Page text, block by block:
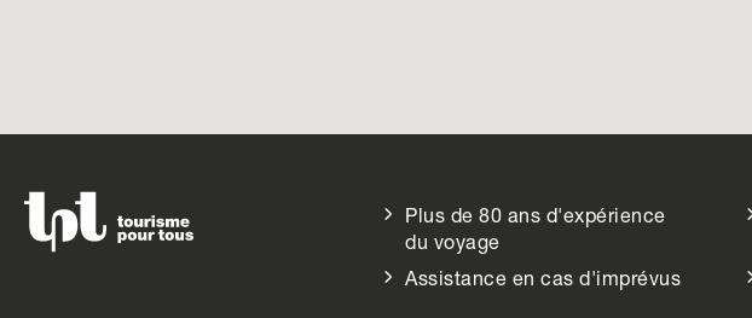
Plus de 80 ans d'expérience
du voyage
Assistance en cas d'imprévus